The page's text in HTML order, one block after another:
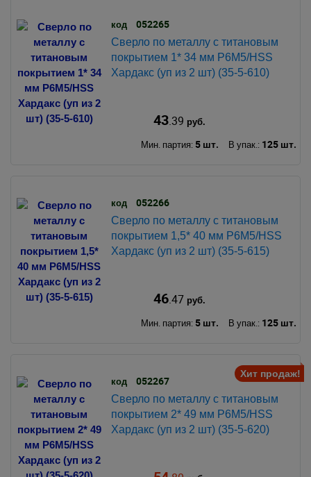
код 052265
Сверло по металлу с титановым
покрытием 1* 34 мм Р6М5/HSS
Хардакс (уп из 2 шт) (35-5-610)
43.39 руб.
Мин. партия: 5 шт. В упак.: 125 шт.
код 052266
Сверло по металлу с титановым
покрытием 1,5* 40 мм Р6М5/HSS
Хардакс (уп из 2 шт) (35-5-615)
46.47 руб.
Мин. партия: 5 шт. В упак.: 125 шт.
Хит продаж!
код 052267
Сверло по металлу с титановым
покрытием 2* 49 мм Р6М5/HSS
Хардакс (уп из 2 шт) (35-5-620)